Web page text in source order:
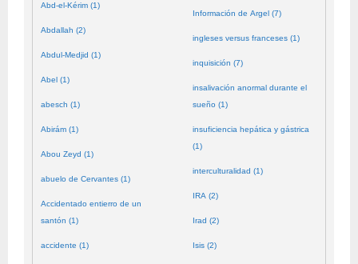
Abd-el-Kérim (1)
Abdallah (2)
Abdul-Medjid (1)
Abel (1)
abesch (1)
Abirám (1)
Abou Zeyd (1)
abuelo de Cervantes (1)
Accidentado entierro de un
santón (1)
accidente (1)
Información de Argel (7)
ingleses versus franceses (1)
inquisición (7)
insalivación anormal durante el
sueño (1)
insuficiencia hepática y gástrica
(1)
interculturalidad (1)
IRA (2)
Irad (2)
Isis (2)